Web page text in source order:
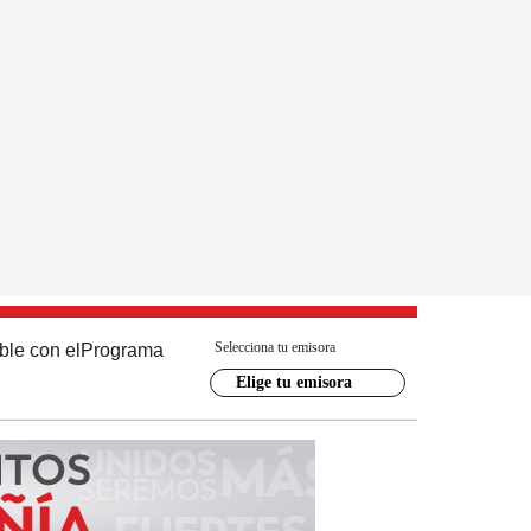
con el Programa Selecciona tu emisora
Elige tu emisora